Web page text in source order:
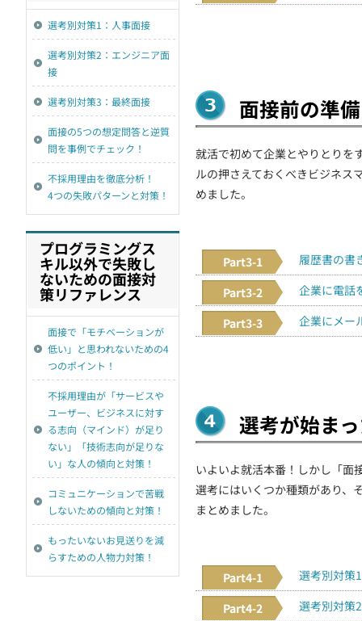
面接前の準備
就活で初めて企業とやりとりを
ルの押さえておくべきビジネス
めました。
Part3-1 履歴書の書
Part3-2 企業に電話
Part3-3 企業にメー
選考が始ま
いよいよ就活本番！しかし「面
選考にはいくつか種類があり、
まとめました。
Part4-1 選考別対策
Part4-2 選考別対策
選考別対策1：人事面接
選考別対策2：エンジニア面
接
選考別対策3：最終面接
面接の5つの想定問答と逆質
問を事例でチェック！
不採用理由を徹底分析！
4つの失敗パターンと対策！
プログラミングス
キル以外で失敗し
ないための面接対
策リファレンス
面接で「モチベーションが
低い」と思われないための4
つのポイント！
不採用理由が「サービスや
ユーザー、ビジネスに対す
る志向（マインド）が足り
ない」「技術志向が足りな
い」な人の傾向と対策！
コミュニケーションで苦戦
しないための傾向と対策！
もったいないお見送りを減
らすための人物力対策！